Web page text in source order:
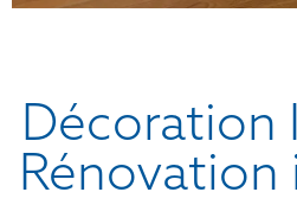
Décoration